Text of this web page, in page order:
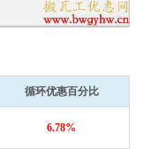
循环优惠百分比
6.78%